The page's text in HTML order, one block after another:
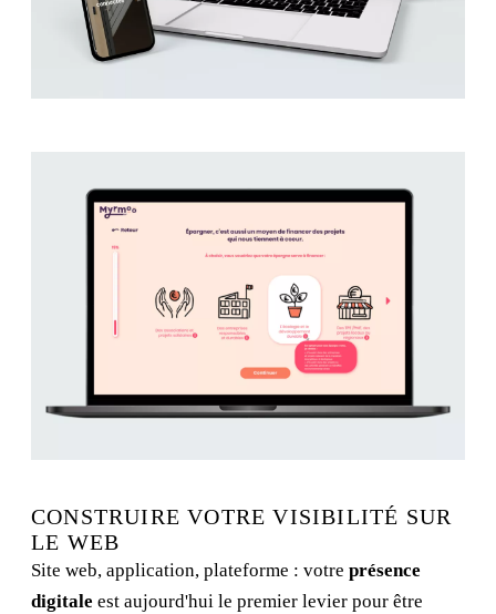
CONSTRUIRE VOTRE VISIBILITÉ SUR
LE WEB
Site web, application, plateforme : votre présence
digitale est aujourd'hui le premier levier pour être